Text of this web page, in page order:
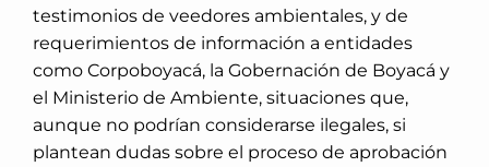
testimonios de veedores ambientales, y de
requerimientos de información a entidades
como Corpoboyacá, la Gobernación de Boyacá y
el Ministerio de Ambiente, situaciones que,
aunque no podrían considerarse ilegales, si
plantean dudas sobre el proceso de aprobación